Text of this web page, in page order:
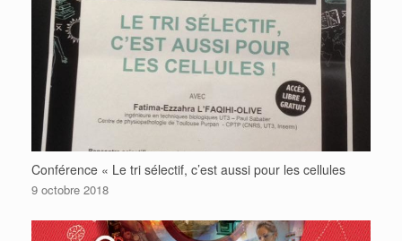
Conférence « Le tri sélectif, c’est aussi pour les cellules
9 octobre 2018